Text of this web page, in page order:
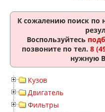
К сожалению поиск по
Воспользуйтесь
позвоните по тел. 8
нужную
Кузов
Двигатель
Фильтры